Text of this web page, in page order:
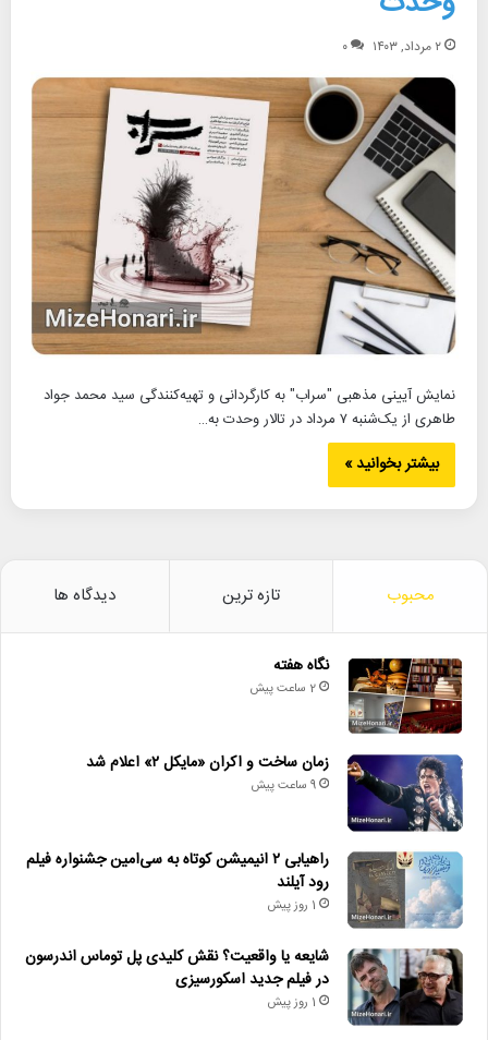
۲ مرداد, ۱۴۰۳ ۰
نمایش آیینی مذهبی "سراب" به کارگردانی و تهیه‌کنندگی سید محمد جواد
طاهری از یک‌شنبه ۷ مرداد در تالار وحدت به…
بیشتر بخوانید »
محبوب تازه ترین دیدگاه ها
نگاه هفته
2 ساعت پیش
زمان ساخت و اکران «مایکل ۲» اعلام شد
9 ساعت پیش
راهیابی ۲ انیمیشن کوتاه به سی‌امین جشنواره فیلم
رود آیلند
1 روز پیش
شایعه یا واقعیت؟ نقش کلیدی پل توماس اندرسون
در فیلم جدید اسکورسیزی
1 روز پیش